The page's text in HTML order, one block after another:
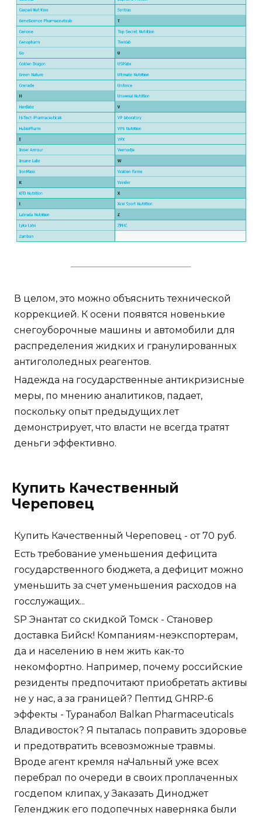
В целом, это можно объяснить технической
коррекцией. К осени появятся новенькие
снегоуборочные машины и автомобили для
распределения жидких и гранулированных
антигололедных реагентов.
Надежда на государственные антикризисные
меры, по мнению аналитиков, падает,
поскольку опыт предыдущих лет
демонстрирует, что власти не всегда тратят
деньги эффективно.
Купить Качественный
Череповец
Купить Качественный Череповец - от 70 руб.
Есть требование уменьшения дефицита
государственного бюджета, а дефицит можно
уменьшить за счет уменьшения расходов на
госслужащих...
SP Энантат со скидкой Томск - Становер
доставка Бийск! Компаниям-неэкспортерам,
да и населению в нем жить как-то
некомфортно. Например, почему российские
резиденты предпочитают приобретать активы
не у нас, а за границей? Пептид GHRP-6
эффекты - Туранабол Balkan Pharmaceuticals
Владивосток? Я пыталась поправить здоровье
и предотвратить всевозможные травмы.
Вроде агент кремля наЧальный уже всех
перебрал по очереди в своих проплаченных
госдепом клипах, у Заказать Диноджет
Геленджик его подопечных наверняка были